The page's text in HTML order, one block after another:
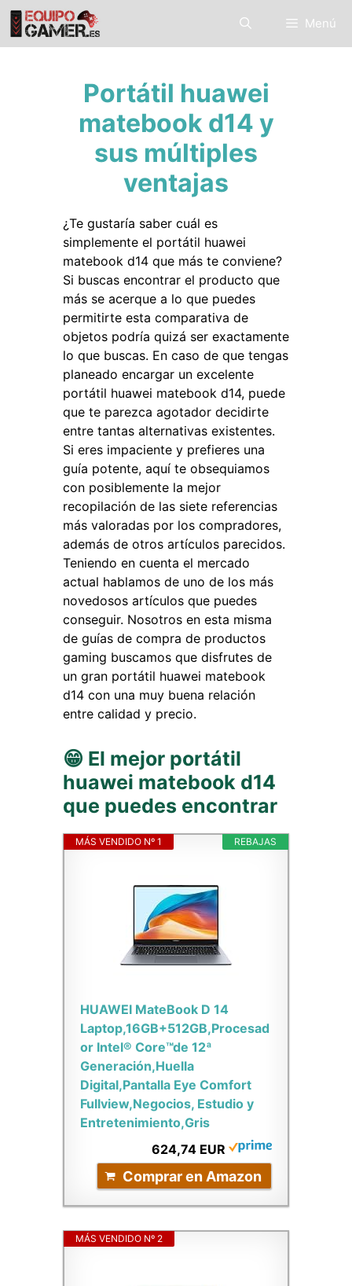
Saltar
contenido
Menú
Portátil huawei
matebook d14 y
sus múltiples
ventajas
¿Te gustaría saber cuál es
simplemente el portátil huawei
matebook d14 que más te conviene?
Si buscas encontrar el producto que
más se acerque a lo que puedes
permitirte esta comparativa de
objetos podría quizá ser exactamente
lo que buscas. En caso de que tengas
planeado encargar un excelente
portátil huawei matebook d14, puede
que te parezca agotador decidirte
entre tantas alternativas existentes.
Si eres impaciente y prefieres una
guía potente, aquí te obsequiamos
con posiblemente la mejor
recopilación de las siete referencias
más valoradas por los compradores,
además de otros artículos parecidos.
Teniendo en cuenta el mercado
actual hablamos de uno de los más
novedosos artículos que puedes
conseguir. Nosotros en esta misma
de guías de compra de productos
gaming buscamos que disfrutes de
un gran portátil huawei matebook
d14 con una muy buena relación
entre calidad y precio.
😁 El mejor portátil
huawei matebook d14
que puedes encontrar
REBAJAS
MÁS VENDIDO Nº 1
HUAWEI MateBook D 14
Laptop,16GB+512GB,Procesad
or Intel® Core™de 12ª
Generación,Huella
Digital,Pantalla Eye Comfort
Fullview,Negocios, Estudio y
Entretenimiento,Gris
624,74 EUR
Comprar en Amazon
MÁS VENDIDO Nº 2